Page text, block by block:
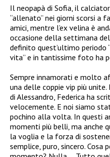
Il neopapà di Sofia, il
“allenato” nei giorni scorsi a
amici, mentre l’ex velina è
occasione della settimana
definito quest’ultimo periodo
vita” e in tantissime foto ha
Sempre innamorati e molto
una delle coppie vip più
di Alessandro, Federica ha
velocemente. E noi siamo
pochino alla volta. In questi
momenti più belli, ma anche
la voglia e la forza di
semplice, puro, sincero. Cosa